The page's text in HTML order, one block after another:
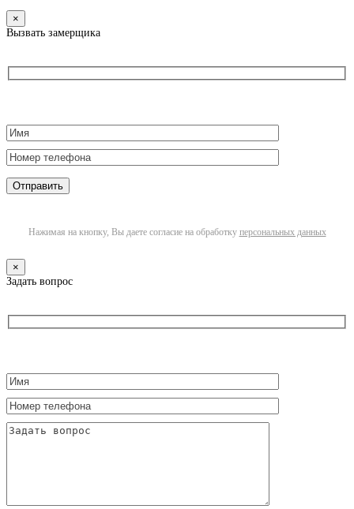
×
Вызвать замерщика
Нажимая на кнопку, Вы даете согласие на обработку персональных данных
×
Задать вопрос